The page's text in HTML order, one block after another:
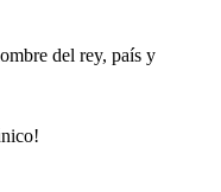
del rey, país y